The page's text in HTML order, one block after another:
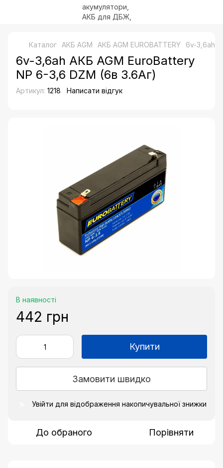
Каталог АКБ AGM АКБ AGM EUROBATTERY 6v-3,6ah
6v-3,6ah АКБ AGM EuroBattery
NP 6-3,6 DZM (6в 3.6Аг)
Артикул: 1218 Написати відгук
В наявності
442 грн
Купити
Замовити швидко
Увійти для відображення накопичувальної знижки
До обраного Порівняти